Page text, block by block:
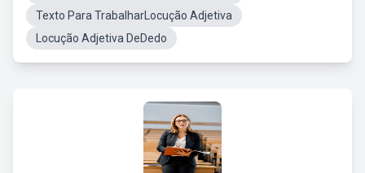
Texto Para TrabalharLocução Adjetiva
Locução Adjetiva DeDedo